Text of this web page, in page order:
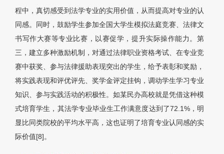
程中，真切感受到法学专业的实用价值，从而提高对专业的认
同感。同时，鼓励学生参加全国大学生模拟法庭竞赛、法律文
书写作大赛等专业比赛，以赛促学，提升实际操作能力。第
三，建立多种激励机制，对通过法律职业资格考试、在专业竞
赛中获奖、参与法律援助表现突出的学生，给予表彰和奖励，
将实践表现和评优评先、奖学金评定挂钩，调动学生学习专业
知识、参与实践活动的积极性。如某民办高校就是凭借这种模
式培育学生，其法学专业毕业生工作满意度达到了72.1%，明
显比同类院校的平均水平高，这也证明了培育专业认同感的实
际价值[8]。